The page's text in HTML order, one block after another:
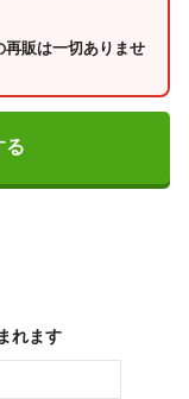
販は一切ありませ
る
れます